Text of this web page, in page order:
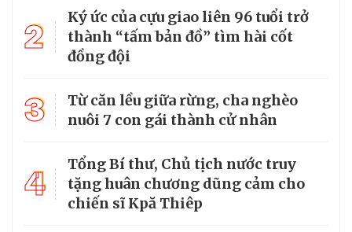
2
Ký ức của cựu giao liên 96 tuổi trở
thành “tấm bản đồ” tìm hài cốt
đồng đội
3
Từ căn lều giữa rừng, cha nghèo
nuôi 7 con gái thành cử nhân
4
Tổng Bí thư, Chủ tịch nước truy
tặng huân chương dũng cảm cho
chiến sĩ Kpă Thiêp